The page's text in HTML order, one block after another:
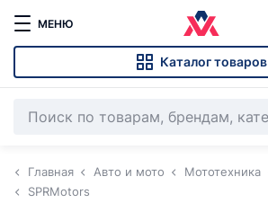
МЕНЮ
Каталог товаров
Главная Авто и мото Мототехника
SPRMotors